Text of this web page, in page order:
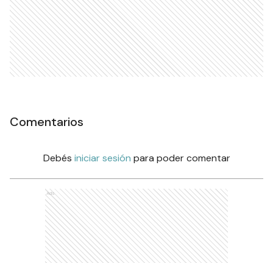
Comentarios
Debés iniciar sesión para poder comentar
Ads